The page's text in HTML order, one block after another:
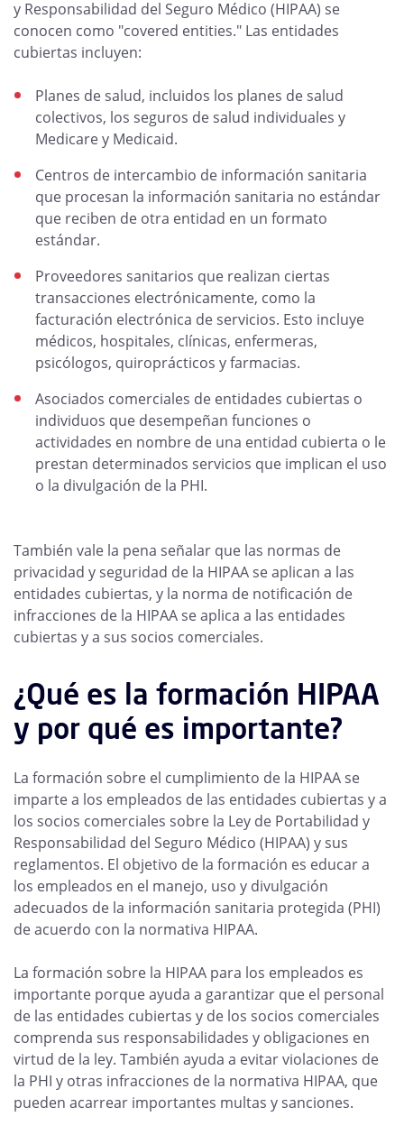
y Responsabilidad del Seguro Médico (HIPAA) se
conocen como "covered entities." Las entidades
cubiertas incluyen:
Planes de salud, incluidos los planes de salud
colectivos, los seguros de salud individuales y
Medicare y Medicaid.
Centros de intercambio de información sanitaria
que procesan la información sanitaria no estándar
que reciben de otra entidad en un formato
estándar.
Proveedores sanitarios que realizan ciertas
transacciones electrónicamente, como la
facturación electrónica de servicios. Esto incluye
médicos, hospitales, clínicas, enfermeras,
psicólogos, quiroprácticos y farmacias.
Asociados comerciales de entidades cubiertas o
individuos que desempeñan funciones o
actividades en nombre de una entidad cubierta o le
prestan determinados servicios que implican el uso
o la divulgación de la PHI.
También vale la pena señalar que las normas de
privacidad y seguridad de la HIPAA se aplican a las
entidades cubiertas, y la norma de notificación de
infracciones de la HIPAA se aplica a las entidades
cubiertas y a sus socios comerciales.
¿Qué es la formación HIPAA
y por qué es importante?
La formación sobre el cumplimiento de la HIPAA se
imparte a los empleados de las entidades cubiertas y a
los socios comerciales sobre la Ley de Portabilidad y
Responsabilidad del Seguro Médico (HIPAA) y sus
reglamentos. El objetivo de la formación es educar a
los empleados en el manejo, uso y divulgación
adecuados de la información sanitaria protegida (PHI)
de acuerdo con la normativa HIPAA.
La formación sobre la HIPAA para los empleados es
importante porque ayuda a garantizar que el personal
de las entidades cubiertas y de los socios comerciales
comprenda sus responsabilidades y obligaciones en
virtud de la ley. También ayuda a evitar violaciones de
la PHI y otras infracciones de la normativa HIPAA, que
pueden acarrear importantes multas y sanciones.